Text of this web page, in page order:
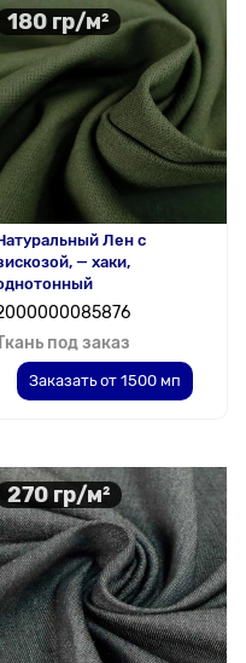
180 гр/м²
Лен с
— хаки,
под заказ
Заказать от 1500 мп
270 гр/м²